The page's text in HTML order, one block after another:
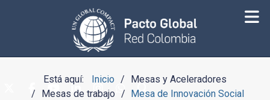
Está aquí: Inicio
Mesas y Aceleradores
Mesas de trabajo
Mesa de Innovación Social